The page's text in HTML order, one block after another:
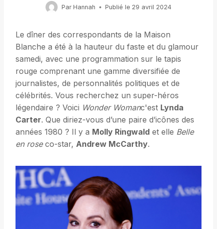
Par Hannah Publié le 29 avril 2024
Le dîner des correspondants de la Maison
Blanche a été à la hauteur du faste et du glamour
samedi, avec une programmation sur le tapis
rouge comprenant une gamme diversifiée de
journalistes, de personnalités politiques et de
célébrités. Vous recherchez un super-héros
légendaire ? Voici Wonder Womanc'est Lynda
Carter. Que diriez-vous d’une paire d’icônes des
années 1980 ? Il y a Molly Ringwald et elle Belle
en roseco-star, Andrew McCarthy.